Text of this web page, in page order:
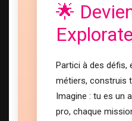
🌟
Partici à des défis,
métiers, construis
Imagine : tu es un
pro, chaque